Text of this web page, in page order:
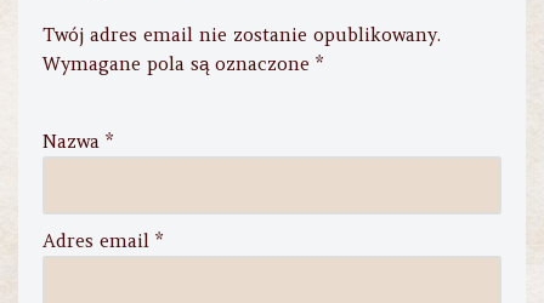
Twój adres email nie zostanie opublikowany.
Wymagane pola są oznaczone *
Nazwa *
Adres email *